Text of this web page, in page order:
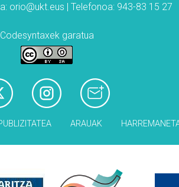
orio@ukt.eus | Telefonoa: 943-83 15 27
Codesyntaxek garatua
ARAUAK